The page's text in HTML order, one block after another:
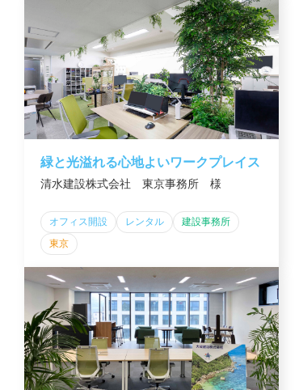
緑と光溢れる心地よいワークプレイス
清水建設株式会社 東京事務所 様
オフィス開設 レンタル
建設事務所
東京